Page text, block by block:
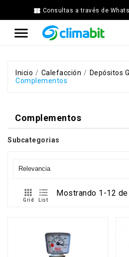
 Consultas a través de

Home
Agua
Chimenea
Modular
Solar
Térmica
Ferretería
Cocina
Inicio Calefacción
Depósitos
Complementos
Complementos
Subcategorias
Relevancia

Grid

List
Mostrando 1-12